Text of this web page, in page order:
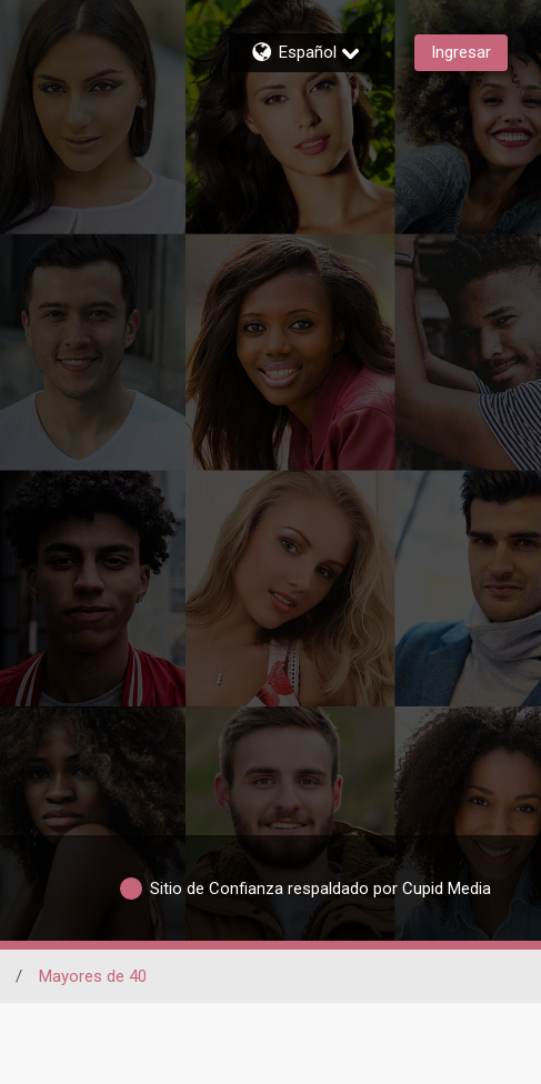
Español Ingresar
Sitio de Confianza respaldado por Cupid Media
/ Mayores de 40